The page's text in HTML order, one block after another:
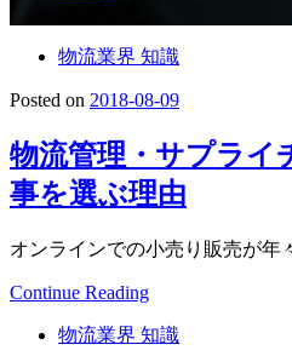
物流業界 知識
Posted on 2018-08-09
物流管理・サプライ
事を選ぶ理由
オンラインでの小売り販売が
Continue Reading
物流業界 知識